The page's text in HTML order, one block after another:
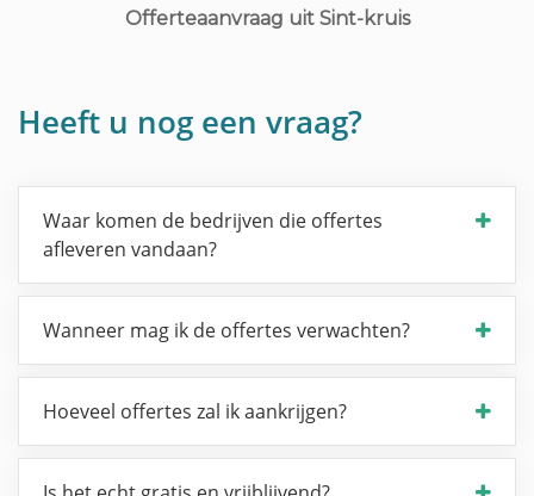
Offerteaanvraag uit Sint-kruis
Heeft u nog een vraag?
Waar komen de bedrijven die offertes
afleveren vandaan?
Wanneer mag ik de offertes verwachten?
Hoeveel offertes zal ik aankrijgen?